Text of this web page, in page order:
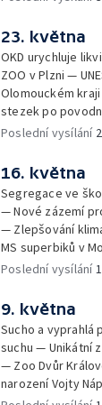
Edmundovy
požárů — Velký
— Veřejné plavby
Švihov bez vody
23. května
OKD urychluje
ZOO v Plzni —
Olomouckém
stezek po
Heydricha —
ryby — Řemesla
stopách Dana
Ralsku —
Poslední vysílání
16. května
Segregace ve
— Nové zázemí
— Zlepšování
MS superbiků v
Ústí nad Labem
rybářské škole
Poslední vysílání
9. května
Sucho a vyprahlá
suchu — Unikátní
— Zoo Dvůr
narození Vojty
Švýcarsko po